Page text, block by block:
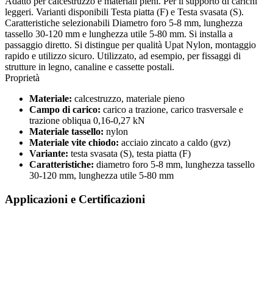
leggeri. Varianti disponibili Testa piatta (F) e Testa svasata (S).
Caratteristiche selezionabili Diametro foro 5-8 mm, lunghezza
tassello 30-120 mm e lunghezza utile 5-80 mm. Si installa a
passaggio diretto. Si distingue per qualità Upat Nylon, montaggio
rapido e utilizzo sicuro. Utilizzato, ad esempio, per fissaggi di
strutture in legno, canaline e cassette postali.
Proprietà
Materiale: calcestruzzo, materiale pieno
Campo di carico: carico a trazione, carico trasversale e
trazione obliqua 0,16-0,27 kN
Materiale tassello: nylon
Materiale vite chiodo: acciaio zincato a caldo (gvz)
Variante: testa svasata (S), testa piatta (F)
Caratteristiche: diametro foro 5-8 mm, lunghezza tassello
30-120 mm, lunghezza utile 5-80 mm
Applicazioni e Certificazioni